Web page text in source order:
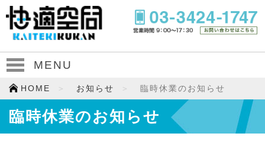
MENU
HOME お知らせ 臨時休業のお知らせ
臨時休業のお知らせ